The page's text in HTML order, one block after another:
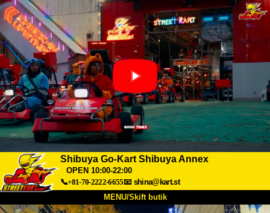
Shibuya Go-Kart Shibuya Annex
OPEN 10:00-22:00
📞+81-70-2222-6655📧 shina@kart.st
MENU/Skift butik